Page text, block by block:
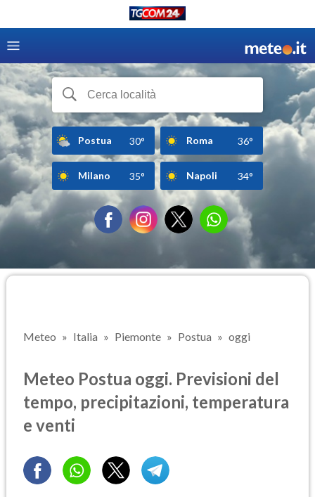
Postua 30° Roma 36°
Milano 35° Napoli 34°
Meteo Italia Piemonte Postua oggi
Meteo Postua oggi. Previsioni del
tempo, precipitazioni, temperatura
e venti